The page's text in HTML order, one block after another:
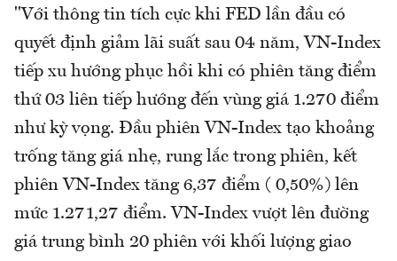
"Với thông tin tích cực khi FED lần đầu có
quyết định giảm lãi suất sau 04 năm, VN-Index
tiếp xu hướng phục hồi khi có phiên tăng điểm
thứ 03 liên tiếp hướng đến vùng giá 1.270 điểm
như kỳ vọng. Đầu phiên VN-Index tạo khoảng
trống tăng giá nhẹ, rung lắc trong phiên, kết
phiên VN-Index tăng 6,37 điểm ( 0,50%) lên
mức 1.271,27 điểm. VN-Index vượt lên đường
giá trung bình 20 phiên với khối lượng giao